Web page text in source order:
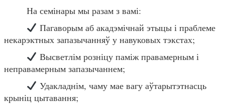
На семінары мы разам з вамі:
Пагаворым аб акадэмічнай этыцы і праблеме
некарэктных запазычанняў у навуковых тэкстах;
Высветлім розніцу паміж правамерным і
неправамерным запазычаннем;
Удакладнім, чаму мае вагу аўтарытэтнасць
крыніц цытавання;